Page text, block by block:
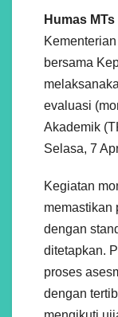
Humas
bersama
evaluasi
Akademik
Selasa, 7
Kegiatan
memastikan
dengan
ditetapkan.
proses
dengan